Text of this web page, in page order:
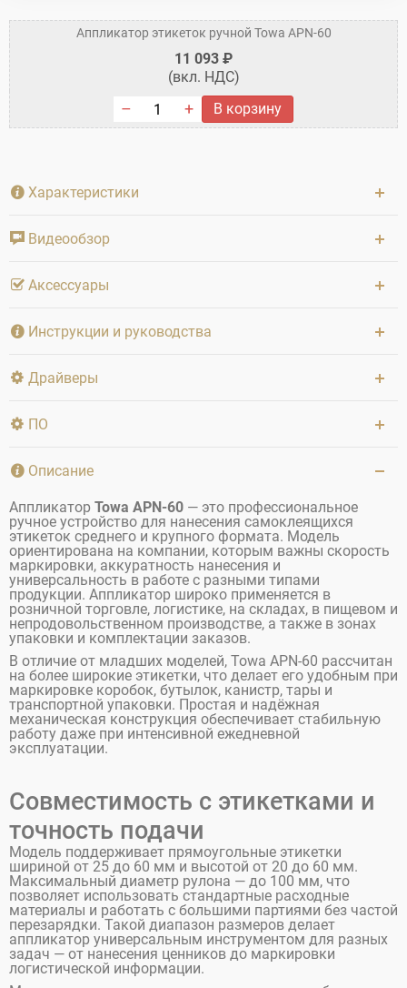
Аппликатор этикеток ручной Towa APN-60
11 093 ₽
(вкл. НДС)
В корзину
Характеристики
Видеообзор
Аксессуары
Инструкции и руководства
Драйверы
ПО
Описание
Аппликатор Towa APN-60 — это профессиональное
ручное устройство для нанесения самоклеящихся
этикеток среднего и крупного формата. Модель
ориентирована на компании, которым важны скорость
маркировки, аккуратность нанесения и
универсальность в работе с разными типами
продукции. Аппликатор широко применяется в
розничной торговле, логистике, на складах, в пищевом и
непродовольственном производстве, а также в зонах
упаковки и комплектации заказов.
В отличие от младших моделей, Towa APN-60 рассчитан
на более широкие этикетки, что делает его удобным при
маркировке коробок, бутылок, канистр, тары и
транспортной упаковки. Простая и надёжная
механическая конструкция обеспечивает стабильную
работу даже при интенсивной ежедневной
эксплуатации.
Совместимость с этикетками и
точность подачи
Модель поддерживает прямоугольные этикетки
шириной от 25 до 60 мм и высотой от 20 до 60 мм.
Максимальный диаметр рулона — до 100 мм, что
позволяет использовать стандартные расходные
материалы и работать с большими партиями без частой
перезарядки. Такой диапазон размеров делает
аппликатор универсальным инструментом для разных
задач — от нанесения ценников до маркировки
логистической информации.